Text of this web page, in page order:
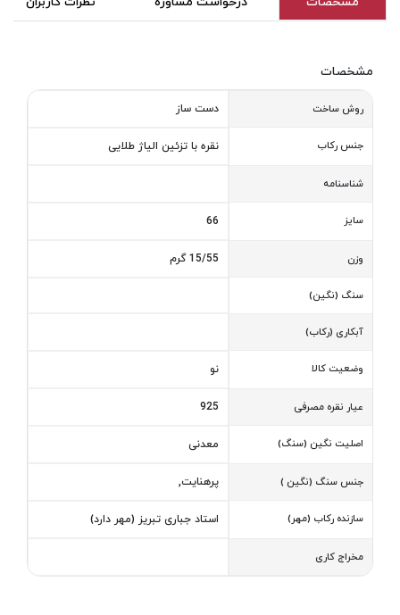
مشخصات
روش ساخت دست ساز
جنس رکاب نقره با تزئین الیاژ طلایی
شناسنامه
سایز 66
وزن 15/55 گرم
سنگ (نگین)
آبکاری (رکاب)
وضعیت کالا نو
عیار نقره مصرفی 925
اصلیت نگین (سنگ) معدنی
جنس سنگ (نگین ) پرهنایت,
سازنده رکاب (مهر) استاد جباری تبریز (مهر دارد)
مخراج کاری